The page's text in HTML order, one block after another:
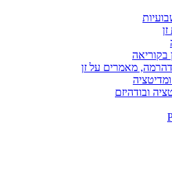
בקוריאה
דהרמה, מאמרים על זן
ובודהיזם